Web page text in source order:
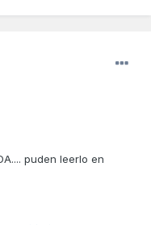
puden leerlo en